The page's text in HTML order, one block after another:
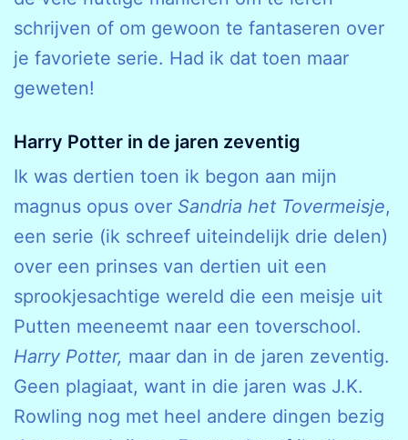
schrijven of om gewoon te fantaseren over
je favoriete serie. Had ik dat toen maar
geweten!
Harry Potter in de jaren zeventig
Ik was dertien toen ik begon aan mijn
magnus opus over Sandria het Tovermeisje,
een serie (ik schreef uiteindelijk drie delen)
over een prinses van dertien uit een
sprookjesachtige wereld die een meisje uit
Putten meeneemt naar een toverschool.
Harry Potter, maar dan in de jaren zeventig.
Geen plagiaat, want in die jaren was J.K.
Rowling nog met heel andere dingen bezig